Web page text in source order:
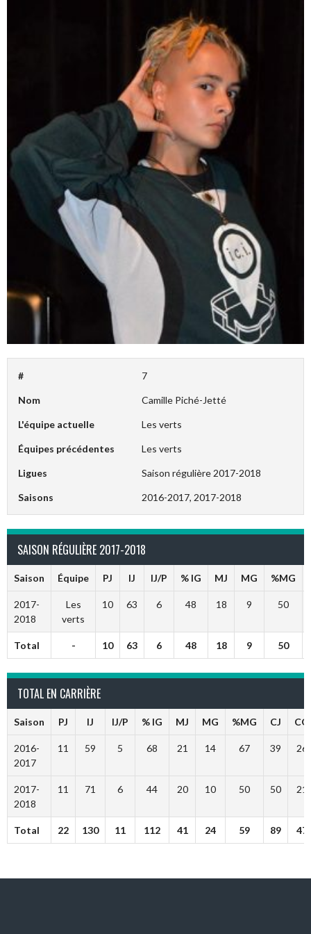
# 7
Nom Camille Piché-Jetté
L'équipe actuelle Les verts
Équipes précédentes Les verts
Ligues Saison régulière 2017-2018
Saisons 2016-2017, 2017-2018
SAISON RÉGULIÈRE 2017-2018
Saison Équipe PJ IJ IJ/P % IG MJ MG %MG
2017-
2018
Les
verts
10 63 6 48 18 9 50
Total - 10 63 6 48 18 9 50
TOTAL EN CARRIÈRE
Saison PJ IJ IJ/P % IG MJ MG %MG CJ CG
2016-
2017
11 59 5 68 21 14 67 39 26
2017-
2018
11 71 6 44 20 10 50 50 21
Total 22 130 11 112 41 24 59 89 47